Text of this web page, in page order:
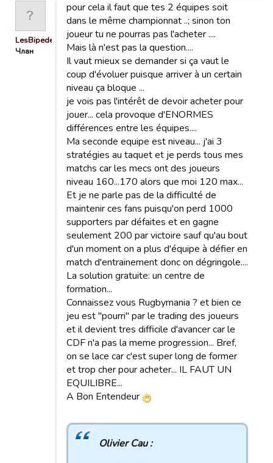
LesBipedesBretons
Члан
pour cela il faut que tes 2 équipes soit
dans le même championnat ..; sinon ton
joueur tu ne pourras pas l'acheter ....
Mais là n'est pas la question....
Il vaut mieux se demander si ça vaut le
coup d'évoluer puisque arriver à un certain
niveau ça bloque ...
je vois pas l'intérêt de devoir acheter pour
jouer... cela provoque d'ENORMES
différences entre les équipes....
Ma seconde equipe est niveau... j'ai 3
stratégies au taquet et je perds tous mes
matchs car les mecs ont des joueurs
niveau 160...170 alors que moi 120 max...
Et je ne parle pas de la difficulté de
maintenir ces fans puisqu'on perd 1000
supporters par défaites et en gagne
seulement 200 par victoire sauf qu'au bout
d'un moment on a plus d'équipe à défier en
match d'entrainement donc on dégringole....
La solution gratuite: un centre de
formation...
Connaissez vous Rugbymania ? et bien ce
jeu est "pourri" par le trading des joueurs
et il devient tres difficile d'avancer car le
CDF n'a pas la meme progression... Bref,
on se lace car c'est super long de former
et trop cher pour acheter... IL FAUT UN
EQUILIBRE...
A Bon Entendeur
Olivier Cau :